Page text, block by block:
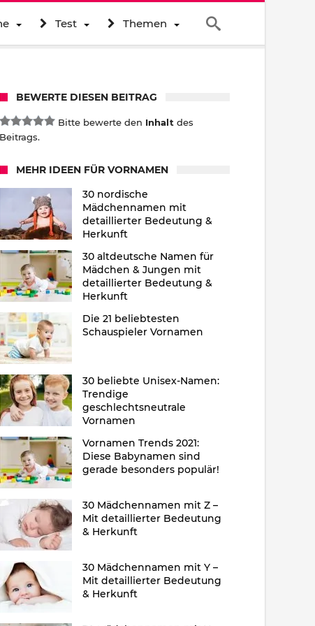
Test Themen
BEWERTE DIESEN BEITRAG
Bitte bewerte den Inhalt des
Beitrags.
MEHR IDEEN FÜR VORNAMEN
30 nordische
Mädchennamen mit
detaillierter Bedeutung &
Herkunft
30 altdeutsche Namen für
Mädchen & Jungen mit
detaillierter Bedeutung &
Herkunft
Die 21 beliebtesten
Schauspieler Vornamen
30 beliebte Unisex-Namen:
Trendige
geschlechtsneutrale
Vornamen
Vornamen Trends 2021:
Diese Babynamen sind
gerade besonders populär!
30 Mädchennamen mit Z –
Mit detaillierter Bedeutung
& Herkunft
30 Mädchennamen mit Y –
Mit detaillierter Bedeutung
& Herkunft